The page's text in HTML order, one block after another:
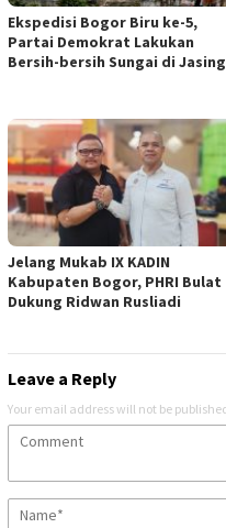
Ekspedisi Bogor Biru ke-5,
Partai Demokrat Lakukan
Bersih-bersih Sungai di
Jelang Mukab IX KADIN
Kabupaten Bogor, PHRI Bulat
Dukung Ridwan Rusliadi
Leave a Reply
Your email address will not be